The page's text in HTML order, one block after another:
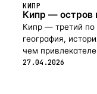
находится
в 2010 году,
и бассейном. На
в просторную
и полностью
окнах,
для центрального
от «Home &amp;
Существует
широкой
гостевой люкс с
КИПР
Кипр — остров
Кипр — третий по
география,
чем
27.04.2026